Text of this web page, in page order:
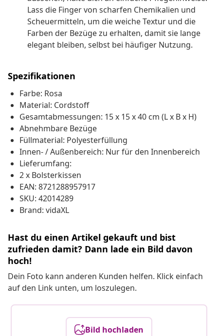
Lass die Finger von scharfen Chemikalien und
Scheuermitteln, um die weiche Textur und die
Farben der Bezüge zu erhalten, damit sie lange
elegant bleiben, selbst bei häufiger Nutzung.
Spezifikationen
Farbe: Rosa
Material: Cordstoff
Gesamtabmessungen: 15 x 15 x 40 cm (L x B x H)
Abnehmbare Bezüge
Füllmaterial: Polyesterfüllung
Innen- / Außenbereich: Nur für den Innenbereich
Lieferumfang:
2 x Bolsterkissen
EAN: 8721288957917
SKU: 42014289
Brand: vidaXL
Hast du einen Artikel gekauft und bist
zufrieden damit? Dann lade ein Bild davon
hoch!
Dein Foto kann anderen Kunden helfen. Klick einfach
auf den Link unten, um loszulegen.
Bild hochladen